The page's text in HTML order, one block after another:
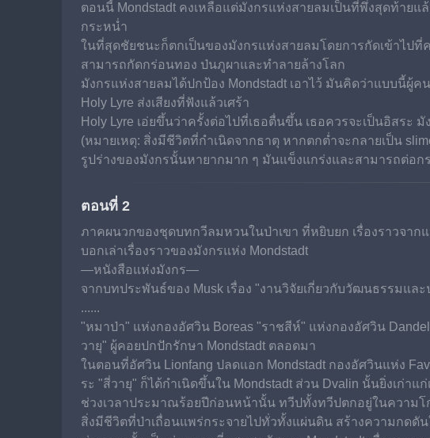
ตอนนี้ Mondstadt คงเหลือแต่มังกรแห่งสายลมเป็นที่พึ่งสุดท้าย
กระหน่ำ
ในที่สุดชัยชนะก็ตกเป็นของมังกรแห่งสายลมโดยการกัดเข้าไป
สามารถกัดกร่อนทอง ป่นภูผาและทำลายล้างโลก
มังกรแห่งสายลมได้ปกป้อง Mondstadt เอาไว้ มันคิดว่าแบบนี้ผู้
Holy Lyre ส่งเสียงที่ฟังแล้วเศร้า
Holy Lyre เอ่ยขึ้นว่าครั้งต่อไปที่เธอตื่นขึ้น เธอควรจะเป็นอิสระ
(หมายเหตุ: สิ่งมีชีวิตที่กำเนิดจากธาตุ หากตกต่ำจะกลายเป็น
รูปร่างของมังกรนั้นหายากมาก ๆ มันแข็งแกร่งและสามารถต่อก
ตอนที่ 2
ภาคผนวกของชุดบทกวีลมหวนในป่าเขา ที่หยิบยก เรื่องราวจาก
บอกเล่าเรื่องราวของมังกรแห่ง Mondstadt
—หนังสือแห่งมังกร—
จากบทประพันธ์ของ Musk เรื่อง "งานวิจัยเกี่ยวกับวัฒนธรรม
......
"หมาป่า" แห่งกองอัศวิน Boreas "ราชสีห์" แห่งกองอัศวิน
วายุ" ผู้คอยปกปักรักษา Mondstadt ตลอดมา
ในตอนที่อัศวิน Lionfang ปลดแอก Mondstadt กองอัศวินแห่ง
ระ "สี่วายุ" ก็ได้กำเนิดขึ้นใน Mondstadt ส่วน Dvalin นั้นยิ่งเก่าแก่
ช่วงเวลาประมาณร้อยปีก่อนหน้านั้น ทวีปทั้งทวีปตกอยู่ในความ
สิ่งมีชีวิตที่ป่าเถื่อนแพร่กระจายไปทั่วทั้งแผ่นดิน สร้างความกดดั